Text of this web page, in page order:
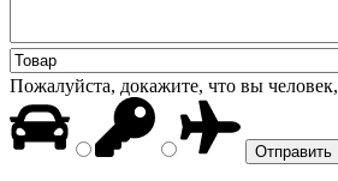
Пожалуйста, докажите, что вы